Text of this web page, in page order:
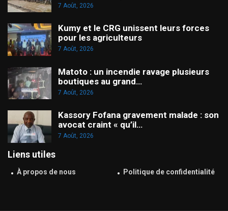
7 Août, 2026
Kumy et le CRG unissent leurs forces
pour les agriculteurs
7 Août, 2026
Matoto : un incendie ravage plusieurs
boutiques au grand…
7 Août, 2026
Kassory Fofana gravement malade : son
avocat craint « qu’il…
7 Août, 2026
Liens utiles
À propos de nous Politique de confidentialité